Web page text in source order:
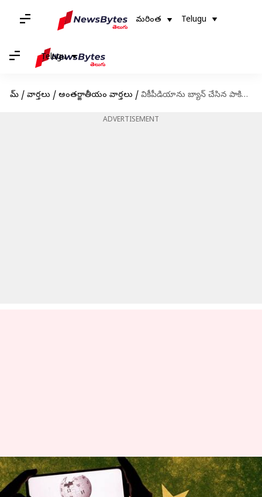
మరింత Telugu
Telugu
హోమ్ / వార్తలు / అంతర్జాతీయం వార్తలు / వికీపీడియాను బ్యాన్ చేసిన పాకిస్థాన్, కంటెంట్‌పై అభ్యంతరాలు
ADVERTISEMENT
వికీపీడియాను బ్యాన్ చేసిన పాకిస్థాన్,
కంటెంట్‌పై అభ్యంతరాలు